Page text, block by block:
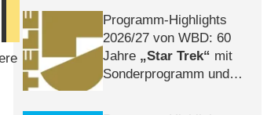
Programm-Highlights
2026/​27 von WBD: 60
Jahre
Star Trek
mit
Sonderprogramm und